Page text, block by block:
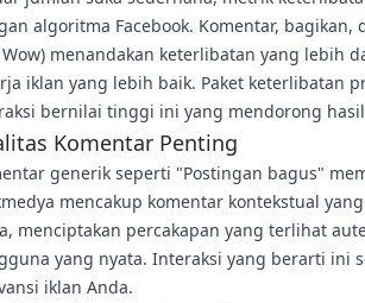
algoritma Facebook. Komentar, bagikan,
menandakan keterlibatan yang lebih
iklan yang lebih baik. Paket keterlibatan
bernilai tinggi ini yang mendorong
Komentar Penting
generik seperti "Postingan bagus"
mencakup komentar kontekstual
menciptakan percakapan yang terlihat
yang nyata. Interaksi yang berarti ini
iklan Anda.